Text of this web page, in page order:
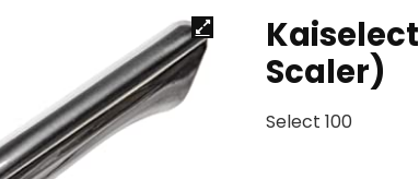
Scaler)
Select 100